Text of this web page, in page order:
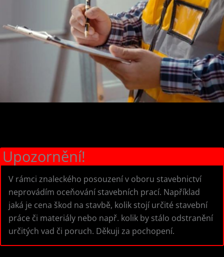
Upozornění!
V rámci znaleckého posouzení v oboru stavebnictví
neprovádím oceňování stavebních prací. Například
jaká je cena škod na stavbě, kolik stojí určité stavební
práce či materiály nebo např. kolik by stálo odstranění
určitých vad či poruch. Děkuji za pochopení.